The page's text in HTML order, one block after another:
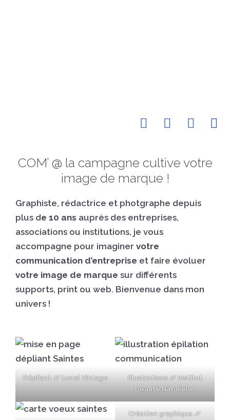
COM’ @ la campagne cultive votre
image de marque !
Graphiste, rédactrice et photgraphe depuis
plus de 10 ans auprès des entreprises,
associations ou institutions, je vous
accompagne pour imaginer votre
communication d’entreprise et faire évoluer
votre image de marque sur différents
supports, print ou web. Bienvenue dans mon
univers !
Dépliant // Lunel Vintage
Illustrations // Institut
Beauté Natur’elle
Création graphique //